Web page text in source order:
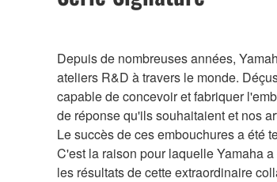
Depuis de nombreuses années,
ateliers R&D à travers le monde.
capable de concevoir et fabriquer
de réponse qu'ils souhaitaient et nos
Le succès de ces embouchures a été
C'est la raison pour laquelle Yamaha
les résultats de cette extraordinaire